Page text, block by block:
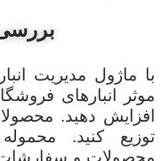
با ماژول مدیریت
موثر انبارهای
افزایش دهید.
توزیع کنید.
محصولات و سفارشات